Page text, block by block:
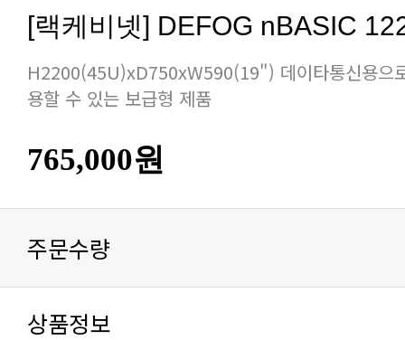
[랙케비넷] DEFOG nBASIC
용할 수 있는 보급형 제품
765,000원
주문수량
상품정보